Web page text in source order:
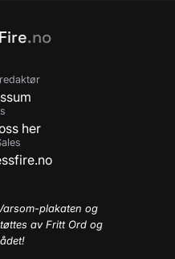
.no
her
plakaten og
av Fritt Ord og